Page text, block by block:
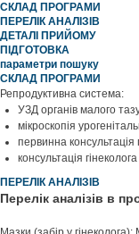
СКЛАД ПРОГРАМИ
ПЕРЕЛІК АНАЛІЗІВ
ДЕТАЛІ ПРИЙОМУ
ПІДГОТОВКА
параметри пошуку
СКЛАД ПРОГРАМИ
Репродуктивна система:
УЗД органів малого
мікроскопія
первинна консультація
консультація
ПЕРЕЛІК АНАЛІЗІВ
Перелік аналізів в